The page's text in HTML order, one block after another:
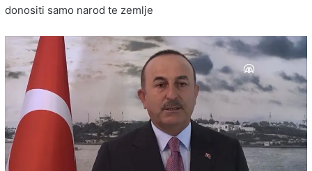
donositi samo narod te zemlje